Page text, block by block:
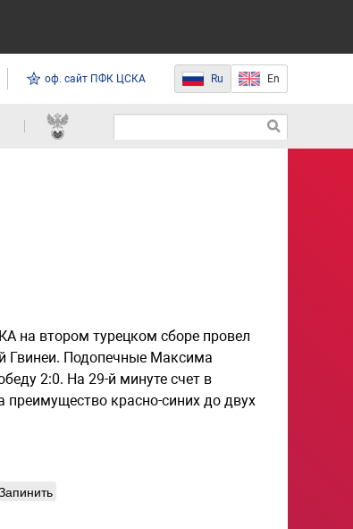
оф. сайт ПФК ЦСКА Ru En
на втором турецком сборе провел
Гвинеи. Подопечные Максима
2:0. На 29-й минуте счет в
красно-синих до двух